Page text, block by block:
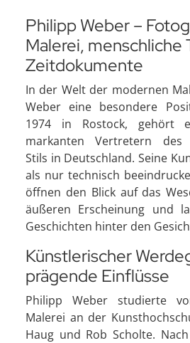
Philipp Weber –
Malerei, menschliche
Zeitdokumente
In der Welt der modernen
Weber eine besondere
1974 in Rostock, gehört
markanten Vertretern des
Stils in Deutschland. Seine
als nur technisch
öffnen den Blick auf das
äußeren Erscheinung und
Geschichten hinter den
Künstlerischer
prägende Einflüsse
Philipp Weber studierte
Malerei an der
Haug und Rob Scholte.